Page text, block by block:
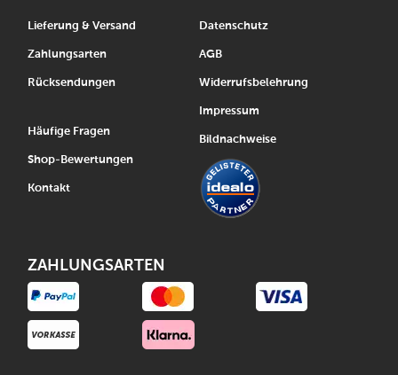
Lieferung & Versand
Zahlungsarten
Rücksendungen
Häufige Fragen
Shop-Bewertungen
Kontakt
Datenschutz
AGB
Widerrufsbelehrung
Impressum
Bildnachweise
ZAHLUNGSARTEN